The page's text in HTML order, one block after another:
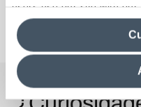
users use our site with
media analytics partners,
information in their
clicking on "Reject", it will
the site after installing
information see the